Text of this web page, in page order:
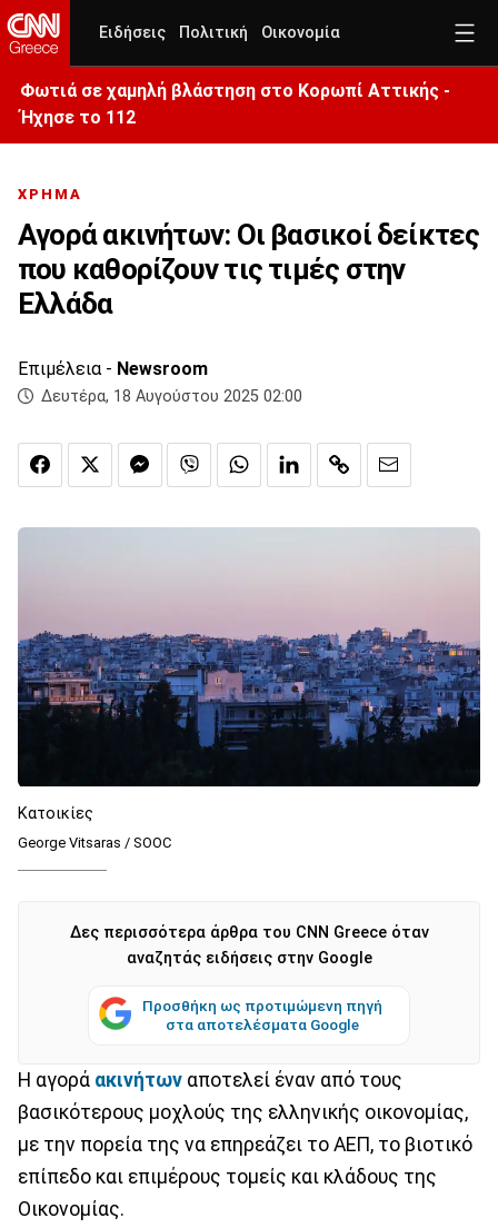
Ειδήσεις Πολιτική Οικονομία
Φωτιά σε χαμηλή βλάστηση στο Κορωπί Αττικής -
Ήχησε το 112
ΧΡΗΜΑ
Αγορά ακινήτων: Οι βασικοί δείκτες
που καθορίζουν τις τιμές στην
Ελλάδα
Επιμέλεια - Newsroom
Δευτέρα, 18 Αυγούστου 2025 02:00
Κατοικίες
George Vitsaras / SOOC
Δες περισσότερα άρθρα του CNN Greece όταν
αναζητάς ειδήσεις στην Google
Προσθήκη ως προτιμώμενη πηγή
στα αποτελέσματα Google
Η αγορά ακινήτων αποτελεί έναν από τους
βασικότερους μοχλούς της ελληνικής οικονομίας,
με την πορεία της να επηρεάζει το ΑΕΠ, το βιοτικό
επίπεδο και επιμέρους τομείς και κλάδους της
Οικονομίας.